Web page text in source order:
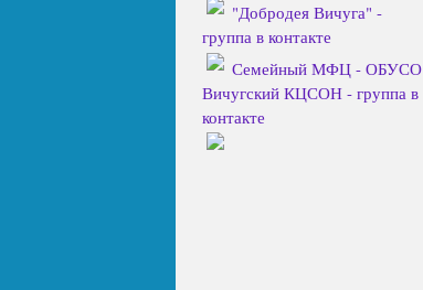
"Добродея Вичуга" -
группа в контакте
Семейный МФЦ - ОБУСО
Вичугский КЦСОН - группа в
контакте